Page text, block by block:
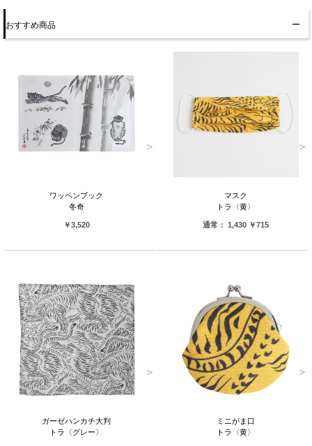
おすすめ商品
ワッペンブック
冬奇
￥3,520
マスク
トラ〈黄〉
通常： 1,430 ￥715
ガーゼハンカチ大判
トラ〈グレー〉
ミニがま口
トラ〈黄〉